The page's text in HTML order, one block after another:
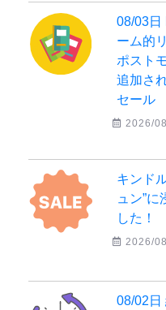
08/03日
ーム的
ポスト
追加さ
セール
2026/
キンド
ュン”に浸りたい
した！
2026/
08/02日